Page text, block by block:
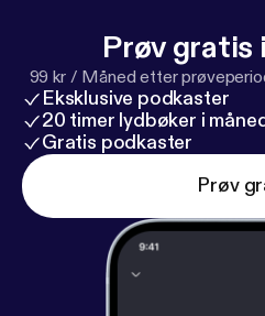
Prøv gratis
99 kr / Måned etter
Eksklusive podkaster
20 timer lydbøker i
Gratis podkaster
Prøv